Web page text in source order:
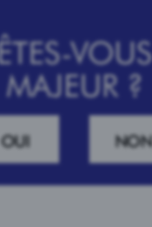
ÊTES-VOUS
MAJEUR ?
OUI NON
Nos Bières